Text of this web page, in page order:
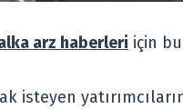
arz haberleri için
isteyen